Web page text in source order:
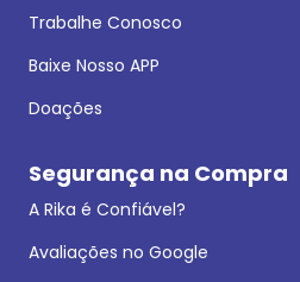
Trabalhe Conosco
Baixe Nosso APP
Doações
Segurança na Compra
A Rika é Confiável?
Avaliações no Google